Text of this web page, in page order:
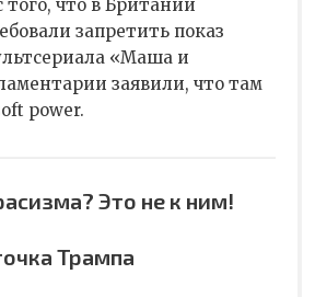
что в Британии
запретить показ
«Маша и
заявили, что там
power.
Это не к ним!
Трампа